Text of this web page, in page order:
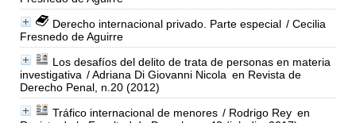
Derecho internacional privado. Parte especial / Cecilia
Fresnedo de Aguirre
Los desafíos del delito de trata de personas en materia
investigativa / Adriana Di Giovanni Nicola en Revista de
Derecho Penal, n.20 (2012)
Tráfico internacional de menores / Rodrigo Rey en